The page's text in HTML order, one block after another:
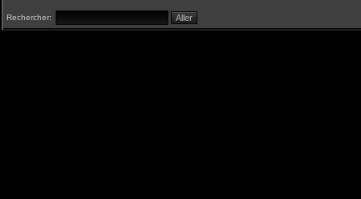
Rechercher: